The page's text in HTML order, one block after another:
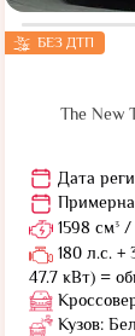
БЕЗ ДТП
The New
Дата
1598 см³
180 л.с. +
47.7 кВт) =
Кузов: